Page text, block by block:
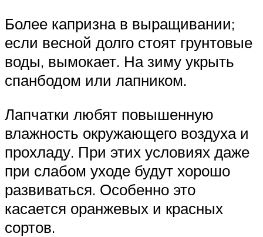
Более капризна в выращивании;
если весной долго стоят грунтовые
воды, вымокает. На зиму укрыть
спанбодом или лапником.
Лапчатки любят повышенную
влажность окружающего воздуха и
прохладу. При этих условиях даже
при слабом уходе будут хорошо
развиваться. Особенно это
касается оранжевых и красных
сортов.